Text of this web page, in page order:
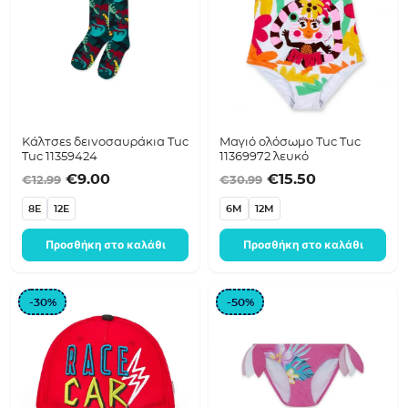
Κάλτσες δεινοσαυράκια Tuc
Tuc 11359424
€12.99 Original price was: €12.99.
€9.00Η τρέχουσα τιμή είναι: €9.00.
8E 12E
Προσθήκη στο καλάθι
Μαγιό ολόσωμο Tuc Tuc
11369972 λευκό
€30.99 Original price
€15.50Η τρέχουσα
6M 12M
Προσθήκη στο καλάθι
-30% -50%